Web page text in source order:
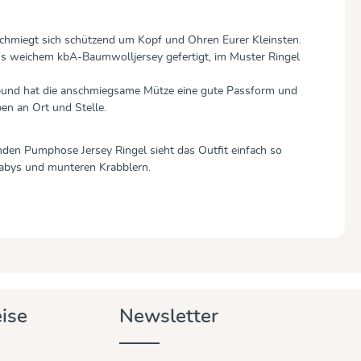
sich schützend um Kopf und Ohren Eurer Kleinsten.
weichem kbA-Baumwolljersey gefertigt, im Muster Ringel
hat die anschmiegsame Mütze eine gute Passform und
an Ort und Stelle.
Pumphose Jersey Ringel sieht das Outfit einfach so
und munteren Krabblern.
Newsletter